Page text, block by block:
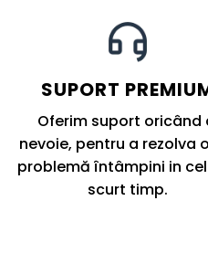
SUPORT
Oferim suport oricând
nevoie, pentru a rezolva
problemă întâmpini in
scurt timp.